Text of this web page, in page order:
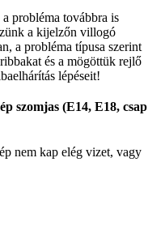
probléma továbbra is
a kijelzőn villogó
a probléma típusa szerint
és a mögöttük rejlő
lépéseit!
szomjas (E14, E18, csap
nem kap elég vizet, vagy